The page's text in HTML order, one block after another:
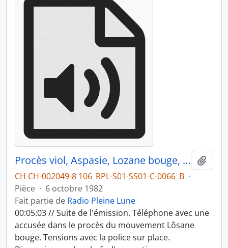
Procès viol, Aspasie, Lozane bouge, squatters, partie 2
CH CH-002049-8 106_RPL-S01-SS01-C-0066_B ·
Pièce · 6 octobre 1982
Fait partie de Radio Pleine Lune
00:05:03 // Suite de l'émission. Téléphone avec une
accusée dans le procès du mouvement Lôsane
bouge. Tensions avec la police sur place.